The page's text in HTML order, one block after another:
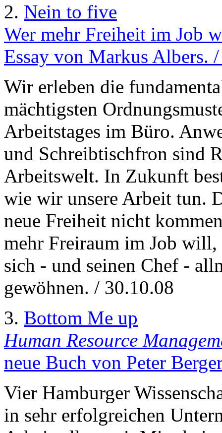
2. Nein to five
Wer mehr Freiheit im Job
Essay von Markus Albers.
Wir erleben die
mächtigsten
Arbeitstages im Büro.
und Schreibtischfron sind
Arbeitswelt. In Zukunft
wie wir unsere Arbeit tun.
neue Freiheit nicht
mehr Freiraum im Job
sich - und seinen Chef -
gewöhnen. / 30.10.08
3. Bottom Me up
Human Resource
neue Buch von Peter
Vier Hamburger
in sehr erfolgreichen